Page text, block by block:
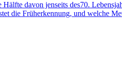
davon jenseits des70.
die Früherkennung, und welche